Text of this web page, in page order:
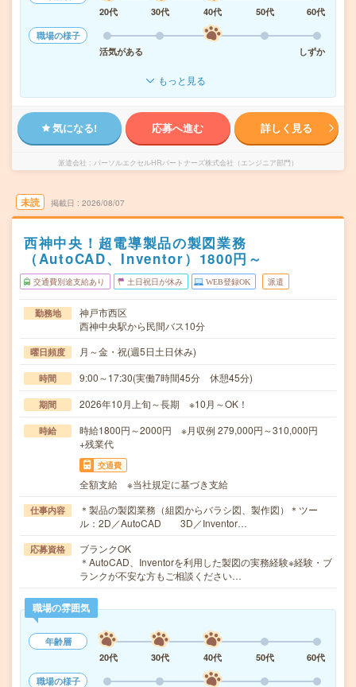
20代
30代 40代 50代
60代
職場の様子
活気がある
しずか
もっと見る
気になる! 応募へ進む 詳しく見る
派遣会社 パーソルエクセルHRパートナーズ株式会社（エンジニア部門）
未読 掲載日 2026/08/07
西神中央！超電導製品の製図業務
（AutoCAD、Inventor）1800円～
交通費別途支給あり 土日祝日が休み WEB登録OK 派遣
勤務地
神戸市西区
西神中央駅から民間バス10分
曜日頻度 月～金・祝(週5日土日休み)
時間 9:00～17:30(実働7時間45分 休憩45分)
期間 2026年10月上旬～長期 ※10月～OK！
時給
時給1800円～2000円 ※月収例 279,000円～310,000円
+残業代
交通費
全額支給 ※当社規定に基づき支給
仕事内容
＊製品の製図業務（組図からバラシ図、製作図）＊ツー
ル：2D／AutoCAD 3D／Inventor…
応募資格
ブランクOK
＊AutoCAD、Inventorを利用した製図の実務経験※経験・ブ
ランクが不安な方もご相談ください…
職場の雰囲気
年齢層
20代
30代 40代 50代
60代
職場の様子